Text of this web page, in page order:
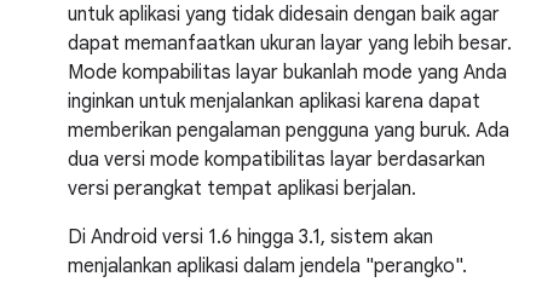
untuk aplikasi yang tidak didesain dengan baik agar
dapat memanfaatkan ukuran layar yang lebih besar.
Mode kompabilitas layar bukanlah mode yang Anda
inginkan untuk menjalankan aplikasi karena dapat
memberikan pengalaman pengguna yang buruk. Ada
dua versi mode kompatibilitas layar berdasarkan
versi perangkat tempat aplikasi berjalan.
Di Android versi 1.6 hingga 3.1, sistem akan
menjalankan aplikasi dalam jendela "perangko".